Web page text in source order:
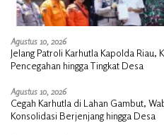
Agustus 10, 2026
Jelang Patroli Karhutla Kapolda
Pencegahan hingga Tingkat Desa
Agustus 10, 2026
Cegah Karhutla di Lahan Gambut,
Konsolidasi Berjenjang hingga Desa